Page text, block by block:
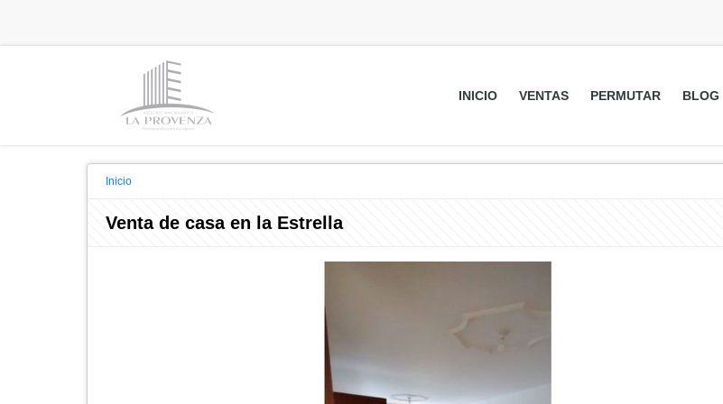
INICIO VENTAS PERMUTAR BLOG
Inicio
Venta de casa en la Estrella